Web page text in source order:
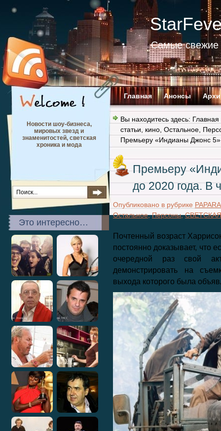
Самые свежие
Главная Анонсы
Новости шоу-бизнеса,
мировых звезд и
знаменитостей, светская
хроника и мода
Это интересно…
Вы находитесь здесь: Главная
статьи
кино Остальное
Премьеру «Индианы Джонс
Премьеру
до 2020 года. В
Опубликовано в рубрике
Остальное,Персоны,
Почтенный возраст
постоянно доказывает, что
очередной раз свой
демонстрировать на
выхода которого была